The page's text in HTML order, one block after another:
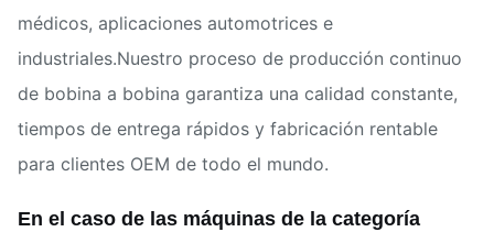
médicos, aplicaciones automotrices e
industriales.Nuestro proceso de producción continuo
de bobina a bobina garantiza una calidad constante,
tiempos de entrega rápidos y fabricación rentable
para clientes OEM de todo el mundo.
En el caso de las máquinas de la categoría